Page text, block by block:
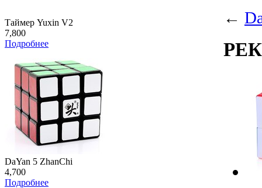
Таймер Yuxin V2
7,800
Подробнее
DaYan 5 ZhanChi
4,700
Подробнее
←